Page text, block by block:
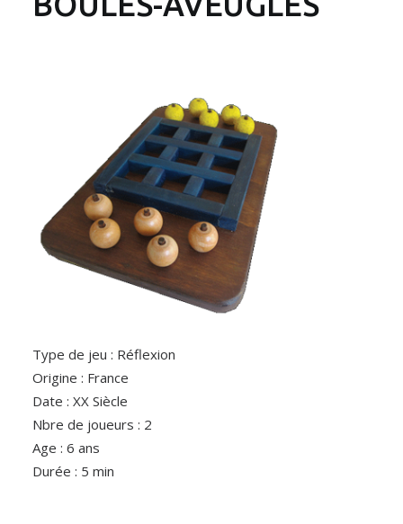
CONTACT
Type de jeu : Réflexion
Origine : France
Date : XX Siècle
Nbre de joueurs : 2
Age : 6 ans
Durée : 5 min